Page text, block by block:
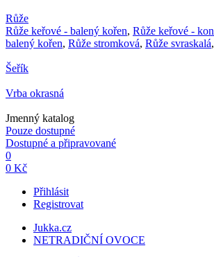
Růže
Růže keřové - balený kořen, Růže keřové -
balený kořen, Růže stromková, Růže svraskalá,
Šeřík
Vrba okrasná
Jmenný katalog
Pouze dostupné
Dostupné a připravované
0
0 Kč
Přihlásit
Registrovat
Jukka.cz
NETRADIČNÍ OVOCE